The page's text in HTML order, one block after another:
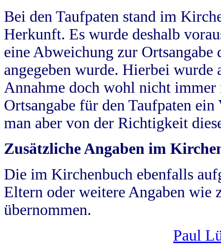
Bei den Taufpaten stand im
Herkunft. Es wurde deshalb
eine Abweichung zur
angegeben wurde. Hierbei wurde
Annahme doch wohl nicht
Ortsangabe für den Taufpaten
man aber von der Richtigkeit
Zusätzliche Angaben im
Die im Kirchenbuch ebenfalls
Eltern oder weitere Angaben wie
übernommen.
Paul